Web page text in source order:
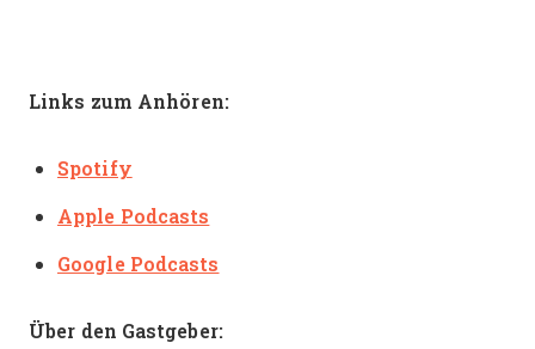
Links zum Anhören:
Spotify
Apple Podcasts
Google Podcasts
Über den Gastgeber: